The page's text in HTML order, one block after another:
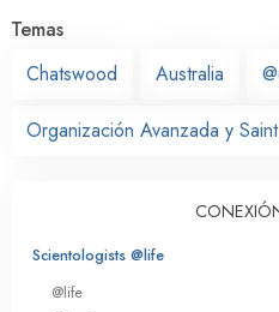
Temas
Chatswood
Australia
Organización Avanzada y
Scientologists @life
@life